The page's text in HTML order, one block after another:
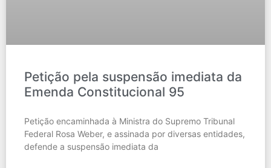
Petição pela suspensão imediata da
Emenda Constitucional 95
Petição encaminhada à Ministra do Supremo Tribunal
Federal Rosa Weber, e assinada por diversas entidades,
defende a suspensão imediata da